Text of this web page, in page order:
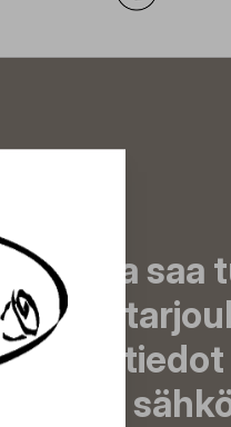
ja saa
sekä